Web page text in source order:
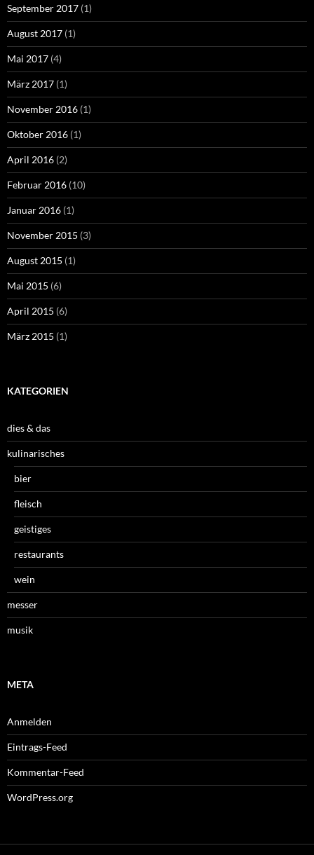
September 2017 (1)
August 2017 (1)
Mai 2017 (4)
März 2017 (1)
November 2016 (1)
Oktober 2016 (1)
April 2016 (2)
Februar 2016 (10)
Januar 2016 (1)
November 2015 (3)
August 2015 (1)
Mai 2015 (6)
April 2015 (6)
März 2015 (1)
KATEGORIEN
dies & das
kulinarisches
bier
fleisch
geistiges
restaurants
wein
messer
musik
META
Anmelden
Eintrags-Feed
Kommentar-Feed
WordPress.org